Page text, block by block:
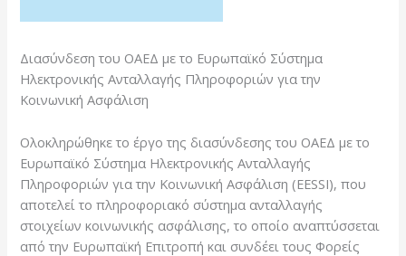
Διασύνδεση του ΟΑΕΔ με το Ευρωπαϊκό Σύστημα
Ηλεκτρονικής Ανταλλαγής Πληροφοριών για την
Κοινωνική Ασφάλιση
Ολοκληρώθηκε το έργο της διασύνδεσης του ΟΑΕΔ με το
Ευρωπαϊκό Σύστημα Ηλεκτρονικής Ανταλλαγής
Πληροφοριών για την Κοινωνική Ασφάλιση (EESSI), που
αποτελεί το πληροφοριακό σύστημα ανταλλαγής
στοιχείων κοινωνικής ασφάλισης, το οποίο αναπτύσσεται
από την Ευρωπαϊκή Επιτροπή και συνδέει τους Φορείς